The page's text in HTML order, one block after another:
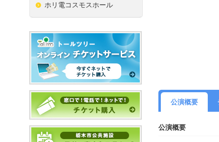
公演概要
公演概要
ホリ電コスモスホール